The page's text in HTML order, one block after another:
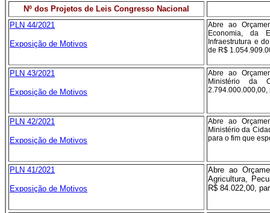
Nº dos Projetos de Leis Congresso Nacional
PLN 44/2021
Exposição de Motivos
Abre ao
Economia, da
Infraestrutura e
de R$
PLN 43/2021
Exposição de Motivos
Abre ao
Ministério da
2.794.000.000,00,
PLN 42/2021
Exposição de Motivos
Abre ao
Ministério da
para o fim que
PLN 41/2021
Exposição de Motivos
Abre ao
Agricultura,
R$ 84.022,00,